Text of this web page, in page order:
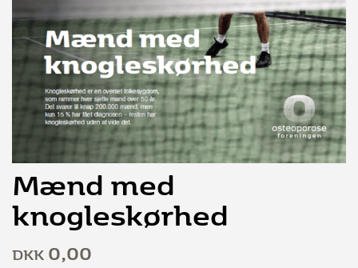
Mænd med
knogleskørhed
DKK0,00